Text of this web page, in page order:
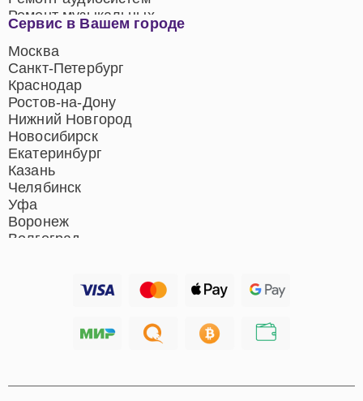
Сервис в Вашем городе
Москва
Санкт-Петербург
Краснодар
Ростов-на-Дону
Нижний Новгород
Новосибирск
Екатеринбург
Казань
Челябинск
Уфа
Воронеж
Волгоград
Хабаровск
Ремонт музыкальных
центров
Ремонт домашних
кинотеатров
Ремонт микрофонов
Ремонт акустических
систем